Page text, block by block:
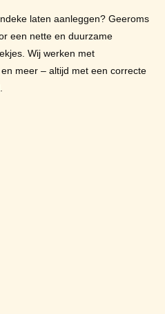
laten aanleggen? Geeroms
een nette en duurzame
Wij werken met
meer – altijd met een correcte